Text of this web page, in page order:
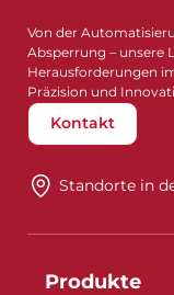
Von der
Absperrung – unsere
Herausforderungen
Präzision und
Kontakt
Standorte in
Produkte